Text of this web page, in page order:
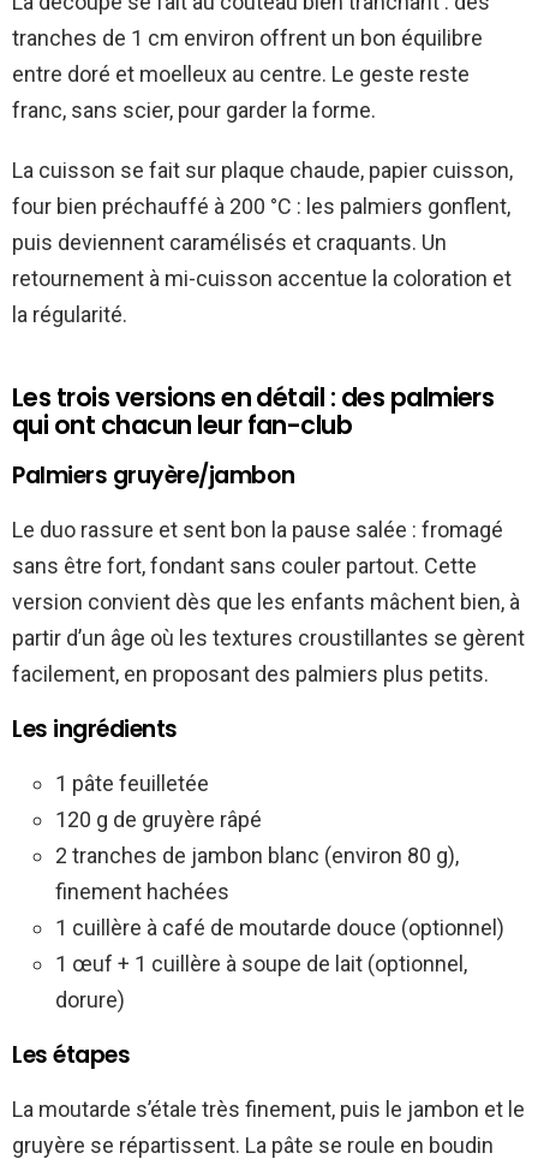
tranches de 1 cm environ offrent un bon équilibre
entre doré et moelleux au centre. Le geste reste
franc, sans scier, pour garder la forme.
La cuisson se fait sur plaque chaude, papier cuisson,
four bien préchauffé à 200 °C : les palmiers gonflent,
puis deviennent caramélisés et craquants. Un
retournement à mi-cuisson accentue la coloration et
la régularité.
Les trois versions en détail : des palmiers
qui ont chacun leur fan-club
Palmiers gruyère/jambon
Le duo rassure et sent bon la pause salée : fromagé
sans être fort, fondant sans couler partout. Cette
version convient dès que les enfants mâchent bien, à
partir d’un âge où les textures croustillantes se gèrent
facilement, en proposant des palmiers plus petits.
Les ingrédients
1 pâte feuilletée
120 g de gruyère râpé
2 tranches de jambon blanc (environ 80 g),
finement hachées
1 cuillère à café de moutarde douce (optionnel)
1 œuf + 1 cuillère à soupe de lait (optionnel,
dorure)
Les étapes
La moutarde s’étale très finement, puis le jambon et le
gruyère se répartissent. La pâte se roule en boudin